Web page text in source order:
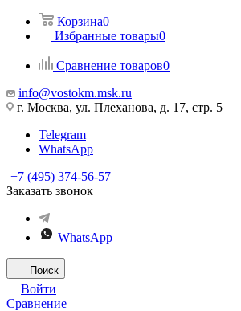
Корзина0
Избранные товары0
Сравнение товаров0
info@vostokm.msk.ru
г. Москва, ул. Плеханова, д. 17, стр. 5
Telegram
WhatsApp
+7 (495) 374-56-57
Заказать звонок
WhatsApp
Поиск
Войти
Сравнение